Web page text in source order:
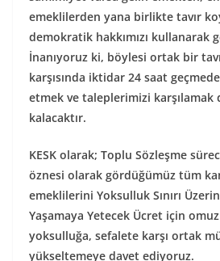
emeklilerden yana birlikte tavır
demokratik hakkımızı kullanarak
İnanıyoruz ki, böylesi ortak bir
karşısında iktidar 24 saat
etmek ve taleplerimizi karşılamak
kalacaktır.
KESK olarak; Toplu Sözleşme
öznesi olarak gördüğümüz tüm
emeklilerini Yoksulluk Sınırı
Yaşamaya Yetecek Ücret için
yoksulluğa, sefalete karşı ortak
yükseltemeye davet ediyoruz.